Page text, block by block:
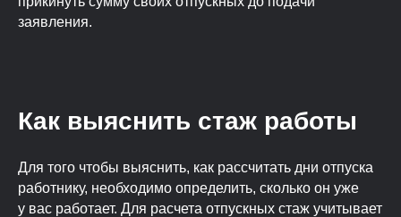
заявления.
Как выяснить стаж работы
Для того чтобы выяснить, как рассчитать дни отпуска
работнику, необходимо определить, сколько он уже
у вас работает. Для расчета отпускных стаж учитывает